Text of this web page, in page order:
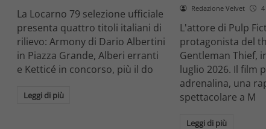
La Locarno 79 selezione ufficiale
presenta quattro titoli italiani di
rilievo: Armony di Dario Albertini
in Piazza Grande, Alberi erranti
e Ketticé in concorso, più il do
Leggi di più
Redazione Velvet
L'attore di Pulp
protagonista del
Gentleman Thief,
luglio 2026. Il film
adrenalina, una
spettacolare a M
Leggi di più